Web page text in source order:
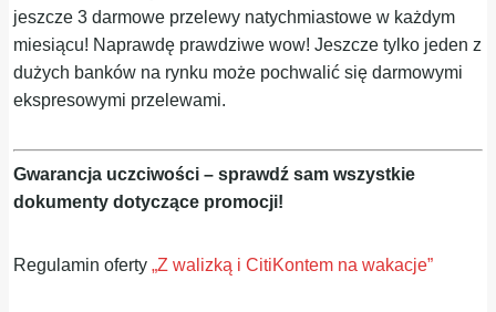
jeszcze 3 darmowe przelewy natychmiastowe w każdym
miesiącu! Naprawdę prawdziwe wow! Jeszcze tylko jeden z
dużych banków na rynku może pochwalić się darmowymi
ekspresowymi przelewami.
Gwarancja uczciwości – sprawdź sam wszystkie
dokumenty dotyczące promocji!
Regulamin oferty„Z walizką i CitiKontem na wakacje”